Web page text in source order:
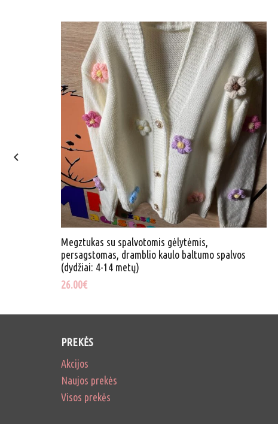
Megztukas su spalvotomis gėlytėmis,
persagstomas, dramblio kaulo baltumo spalvos
(dydžiai: 4-14 metų)
26.00€
PREKĖS
Akcijos
Naujos prekės
Visos prekės